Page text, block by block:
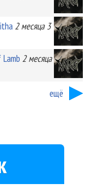
2 месяца 3
2 месяца
ещё